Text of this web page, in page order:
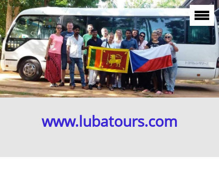
www.lubatours.com